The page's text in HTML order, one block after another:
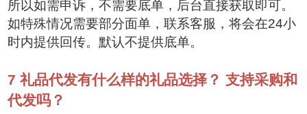
所以如需申诉，不需要底单，后台直接获取即可。
如特殊情况需要部分面单，联系客服，将会在24小
时内提供回传。默认不提供底单。
7 礼品代发有什么样的礼品选择？ 支持采购和
代发吗？